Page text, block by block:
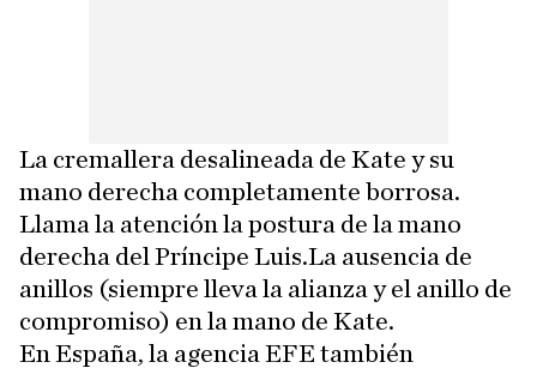
La cremallera desalineada de Kate y su
mano derecha completamente borrosa.
Llama la atención la postura de la mano
derecha del Príncipe Luis.La ausencia de
anillos (siempre lleva la alianza y el anillo de
compromiso) en la mano de Kate.
En España, la agencia EFE también